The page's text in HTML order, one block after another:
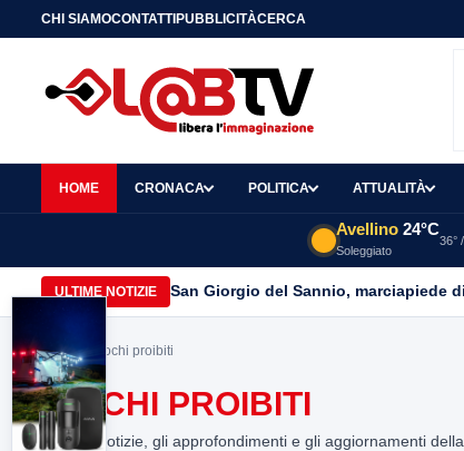
CHI SIAMOCONTATTIPUBBLICITÀCERCA
HOME CRONACA POLITICA ATTUALITÀ
Avellino 24°C
Soleggiato
36°
ULTIME NOTIZIE San Giorgio del Sannio, marciapiede
Home> giochi proibiti
GIOCHI PROIBITI
Tutte le notizie, gli approfondimenti e gli aggiornamenti